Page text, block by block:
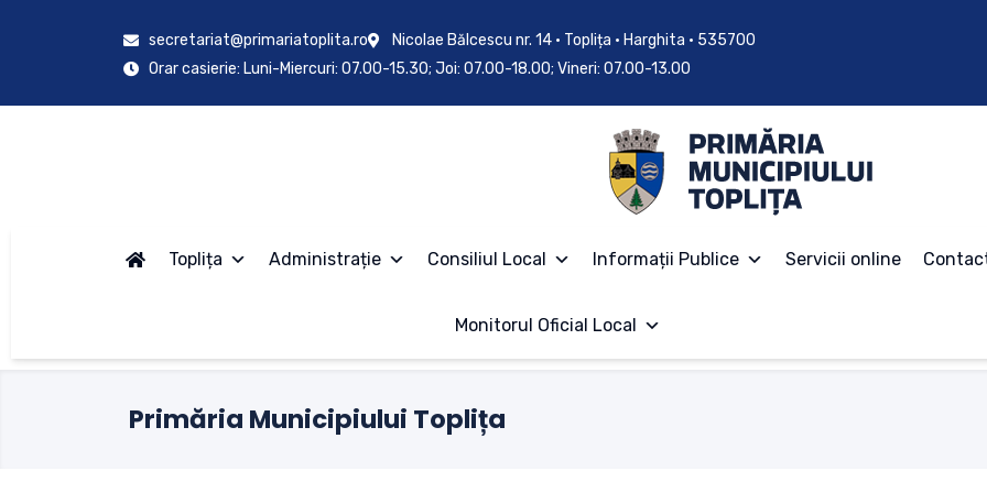
secretariat@primariatoplita.ro
Nicolae Bălcescu nr. 14 • Toplița • Harghita • 535700
Orar casierie: Luni-Miercuri: 07.00-15.30; Joi: 07.00-18.00; Vineri: 07.00-13.00
Toplița Administrație Consiliul Local Informații Publice Servicii online
Monitorul Oficial Local
Primăria Municipiului Toplița